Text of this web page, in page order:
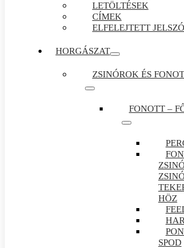
LETÖLTÉSEK
CÍMEK
ELFELEJTETT JELSZÓ
HORGÁSZAT
ZSINÓROK ÉS
FONOTT –
HÖZ
SPOD